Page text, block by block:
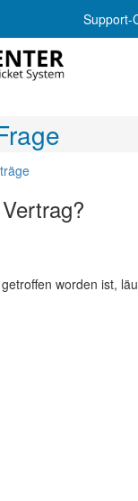
Support-
worden ist,